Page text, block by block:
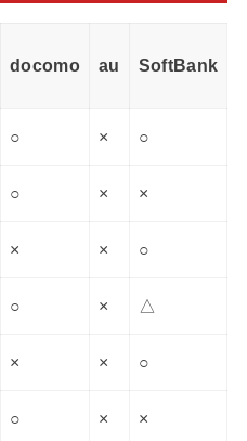
docomo au SoftBank
○ × ○
○ × ×
× × ○
○ × △
× × ○
○ × ×